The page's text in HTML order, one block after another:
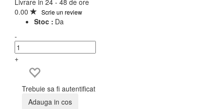
0.00
Scrie un review
Stoc : Da
-
+
Trebuie sa fi autentificat
Adauga in cos